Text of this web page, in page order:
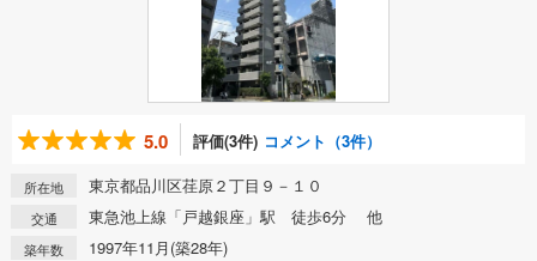
5.0 評価(3件) コメント（3件）
所在地 東京都品川区荏原２丁目９－１０
交通 東急池上線「戸越銀座」駅 徒歩6分 他
築年数 1997年11月(築28年)